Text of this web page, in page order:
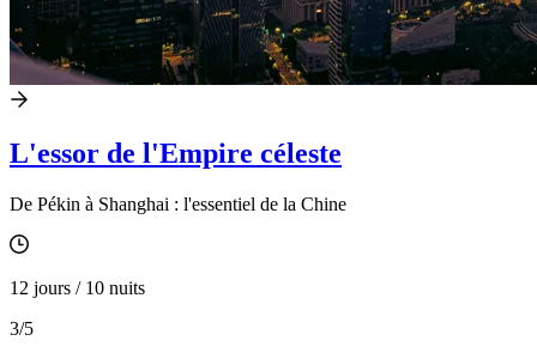
L'essor de l'Empire céleste
De Pékin à Shanghai : l'essentiel de la Chine
12 jours / 10 nuits
3/5